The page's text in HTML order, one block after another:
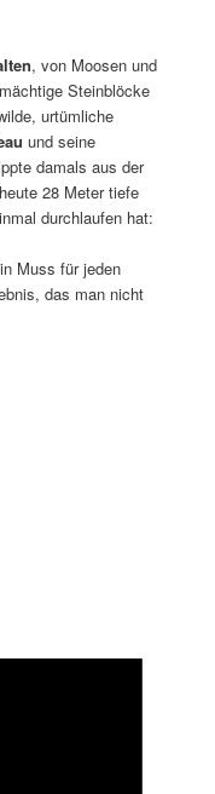
, von Moosen und
Steinblöcke
urtümliche
und seine
damals aus der
28 Meter tiefe
durchlaufen hat:
Muss für jeden
das man nicht